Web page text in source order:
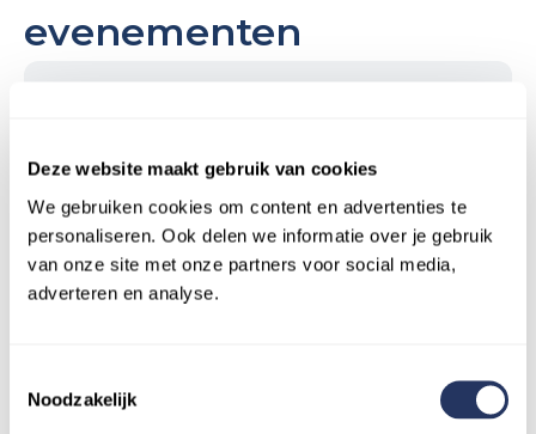
Deze website maakt gebruik van cookies
We gebruiken cookies om content en advertenties te
personaliseren. Ook delen we informatie over je gebruik
van onze site met onze partners voor social media,
adverteren en analyse.
Noodzakelijk
evenementen
Soepavond bij Beep for Help in
Rotterdam